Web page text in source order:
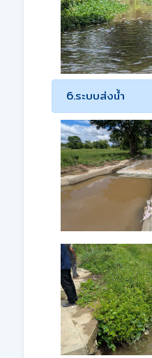
6.ระบบส่งน้ำ